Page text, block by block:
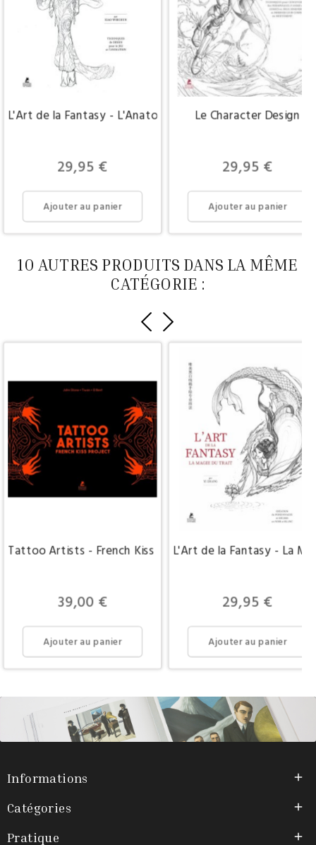
L'Art de la Fantasy - L'Anatomie humaine
Prix
29,95 €
Ajouter au panier
Le Character Design
Prix
29,95 €
Ajouter au panier
10 AUTRES PRODUITS DANS LA MÊME
CATÉGORIE :
Tattoo Artists - French Kiss Project
Prix
39,00 €
Ajouter au panier
L'Art de la Fantasy - La
Prix
29,95 €
Ajouter au panier
Informations 
Catégories 
Pratique 